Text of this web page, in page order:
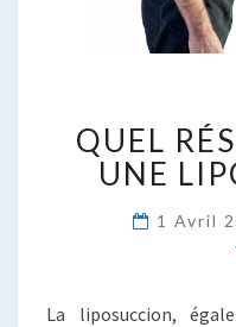
QUEL
UNE
1 Avril
La liposuccion,